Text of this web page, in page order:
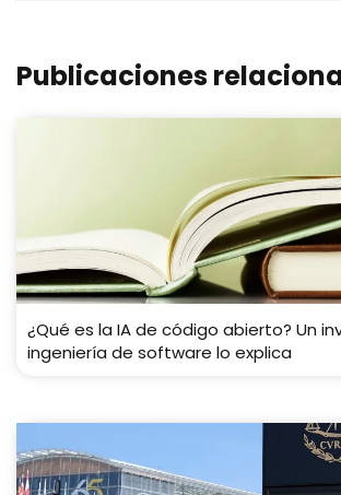
Publicaciones
¿Qué es la IA de código abierto? Un
ingeniería de software lo explica